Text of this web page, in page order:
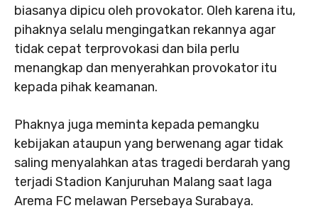
biasanya dipicu oleh provokator. Oleh karena itu,
pihaknya selalu mengingatkan rekannya agar
tidak cepat terprovokasi dan bila perlu
menangkap dan menyerahkan provokator itu
kepada pihak keamanan.
Phaknya juga meminta kepada pemangku
kebijakan ataupun yang berwenang agar tidak
saling menyalahkan atas tragedi berdarah yang
terjadi Stadion Kanjuruhan Malang saat laga
Arema FC melawan Persebaya Surabaya.